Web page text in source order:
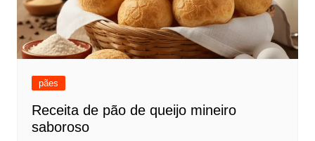
pães
Receita de pão de queijo mineiro
saboroso